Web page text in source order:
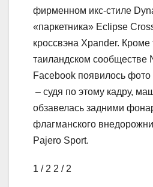
фирменном икс-стиле
«паркетника» Eclipse
кроссвэна Xpander. Кроме
таиландском сообществе
Facebook появилось фото
– судя по этому кадру,
обзавелась задними
флагманского
Pajero Sport.
1 / 2 2 / 2